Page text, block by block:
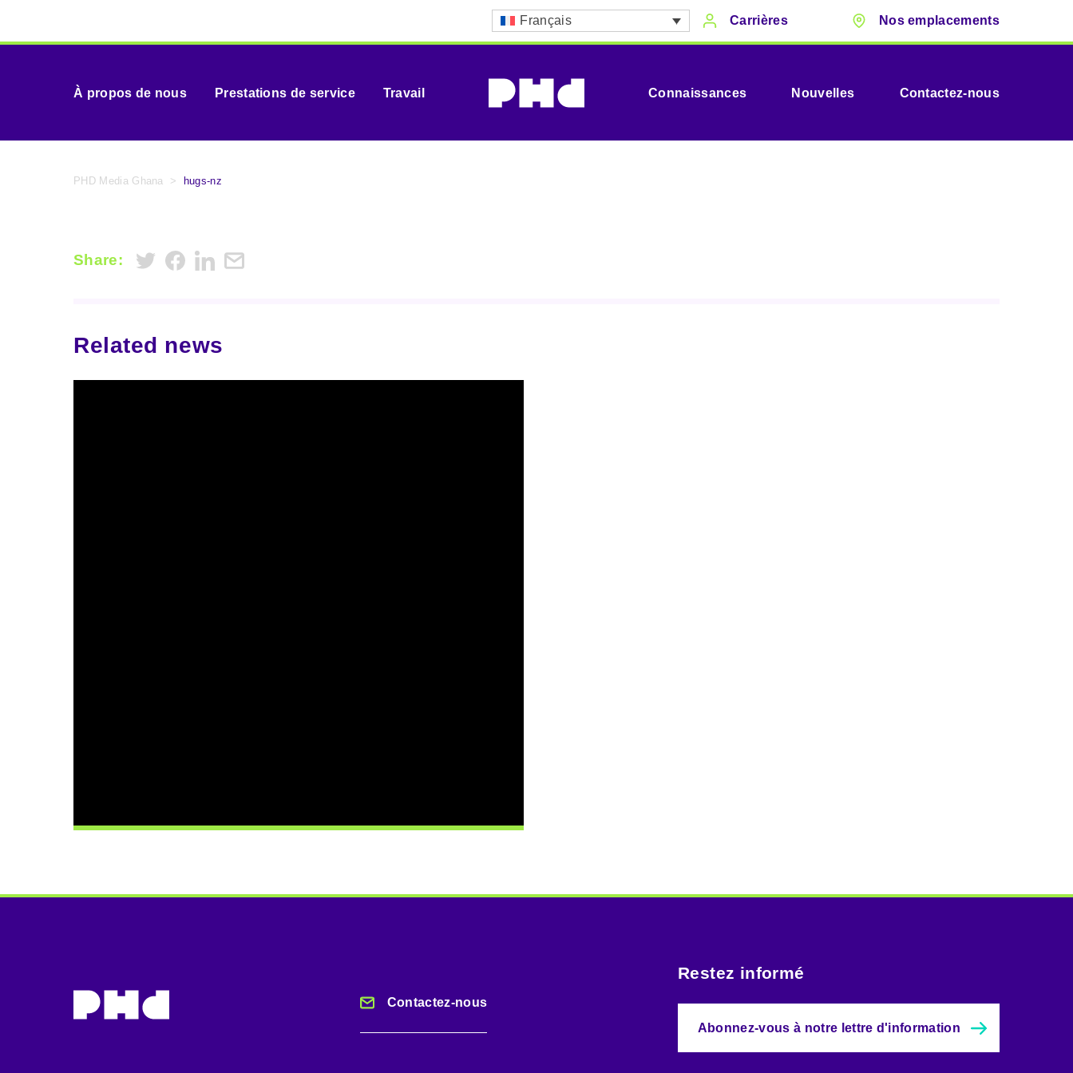
Français Carrières Nos emplacements
À propos de nous Prestations de service Travail Connaissances Nouvelles Contactez-nous
PHD Media Ghana > hugs-nz
Share:
Related news
Contactez-nous
Restez informé
Abonnez-vous à notre lettre d'information